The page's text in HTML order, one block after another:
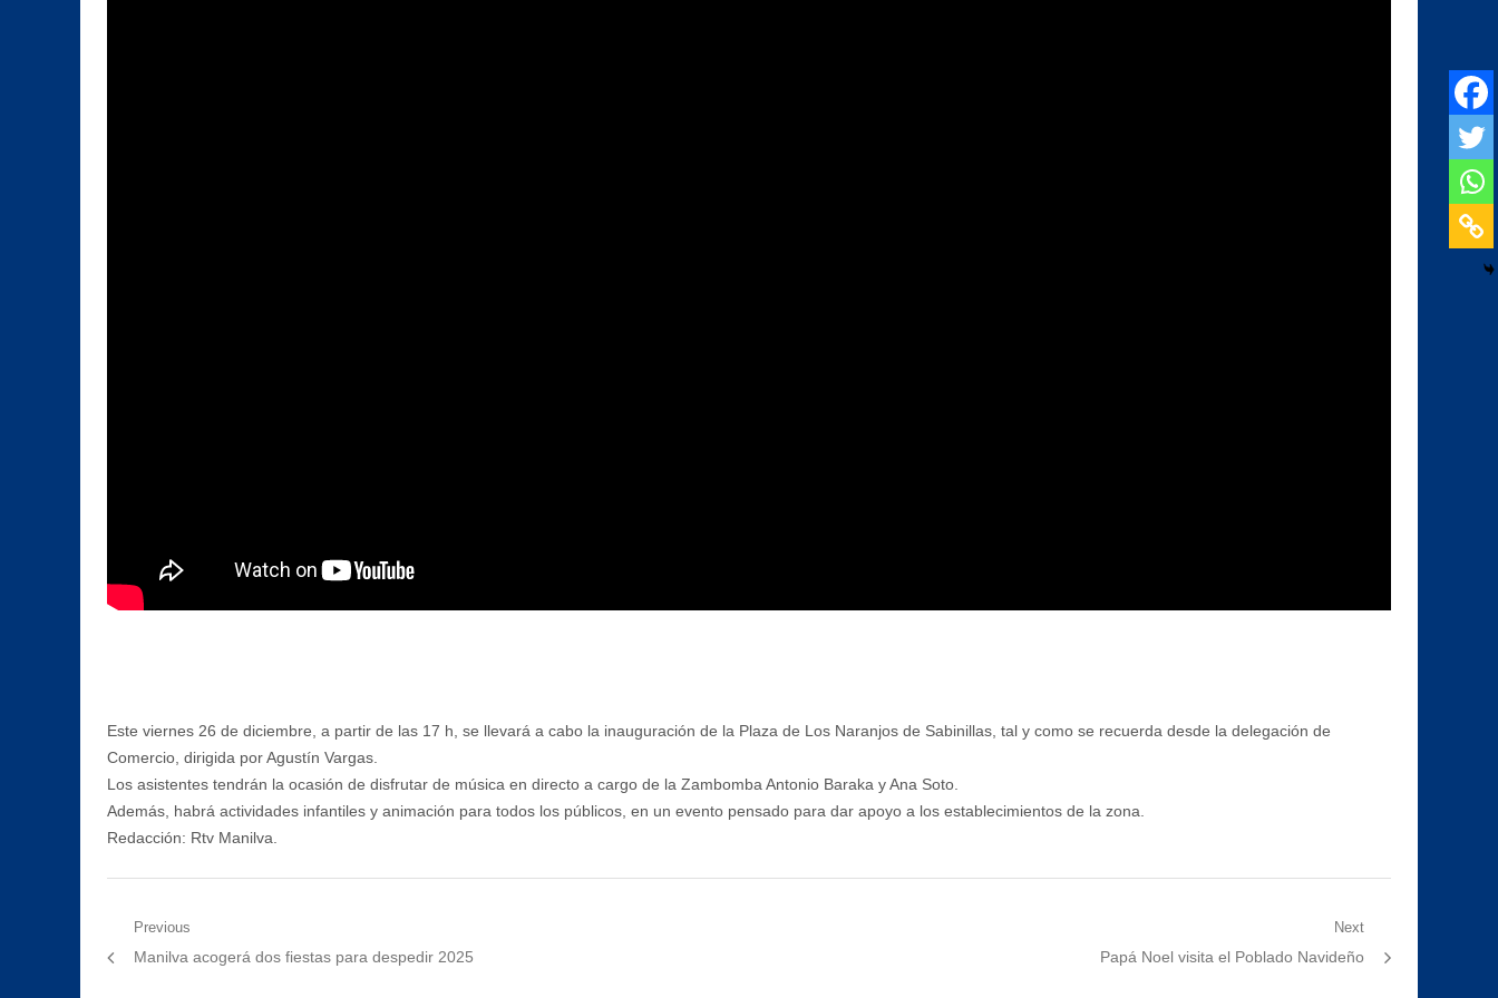
Este viernes 26 de diciembre, a partir de las 17 h, se llevará a cabo la inauguración de la Plaza de Los Naranjos de Sabinillas, tal y como se recuerda desde la delegación de
Comercio, dirigida por Agustín Vargas.
Los asistentes tendrán la ocasión de disfrutar de música en directo a cargo de la Zambomba Antonio Baraka y Ana Soto.
Además, habrá actividades infantiles y animación para todos los públicos, en un evento pensado para dar apoyo a los establecimientos de la zona.
Redacción: Rtv Manilva.
Navegación
de
Previous
Previous
Manilva acogerá dos fiestas para despedir 2025
Next
Next
Papá Noel visita el Poblado Navideño